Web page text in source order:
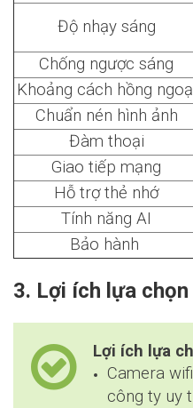
Độ nhạy sáng
Chống ngược sáng
Khoảng cách hồng
Chuẩn nén hình ảnh
Đàm thoại
Giao tiếp mạng
Hỗ trợ thẻ nhớ
Tính năng AI
Bảo hành
3. Lợi ích lựa
Lợi ích lựa
Camera
công ty uy